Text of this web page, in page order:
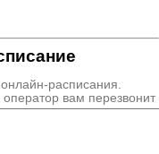
расписания.
оператор вам перезвонит